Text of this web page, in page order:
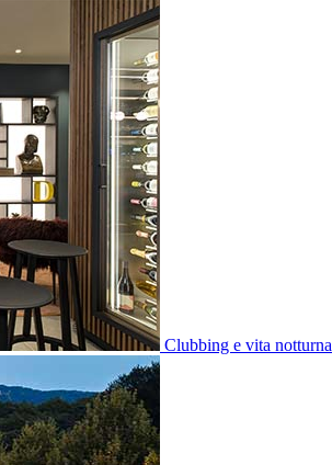
Clubbing e vita notturna